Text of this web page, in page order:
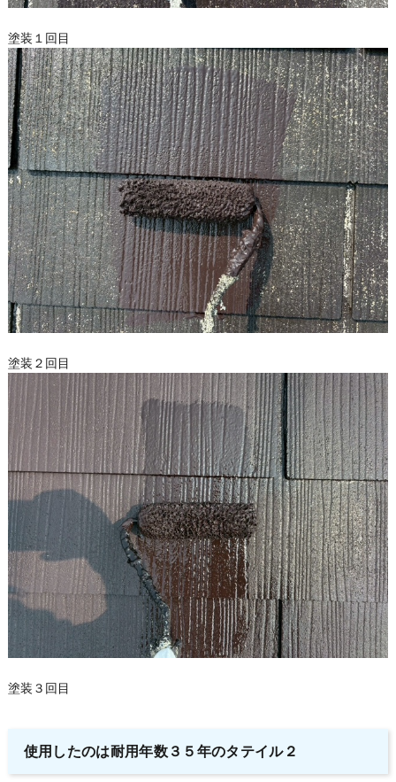
塗装１回目
塗装２回目
塗装３回目
使用したのは耐用年数３５年のタテイル２